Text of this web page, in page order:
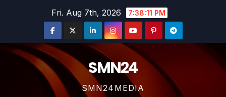
Fri. Aug 7th, 2026 7:38:12 PM
SMN24
SMN24MEDIA